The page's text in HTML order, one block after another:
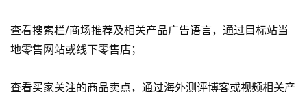
查看搜索栏/商场推荐及相关产品广告语言，通过目标站当
地零售网站或线下零售店；
查看买家关注的商品卖点，通过海外测评博客或视频相关产